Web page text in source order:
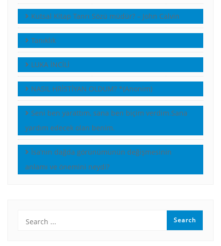
Kutsal Kitap Tanrı Sözü müdür? – John Calvin
Tanıklık
LUKA İNCİLİ
NASIL HRİSTİYAN OLDUM? *(Anonim)
Seni ben yarattım, sana ben biçim verdim.Sana
yardım edecek olan benim.
İsa’nın dağda görünümünün değişmesinin
anlamı ve önemini neydi?